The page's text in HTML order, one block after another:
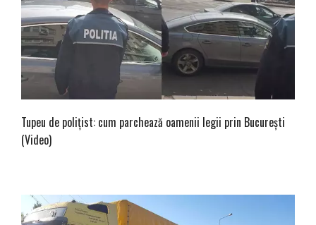
Tupeu de poliţist: cum parchează oamenii legii prin Bucureşti
(Video)